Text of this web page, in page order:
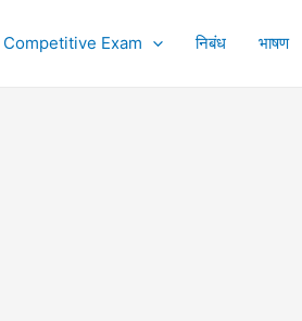
Competitive Exam निबंध भाषण